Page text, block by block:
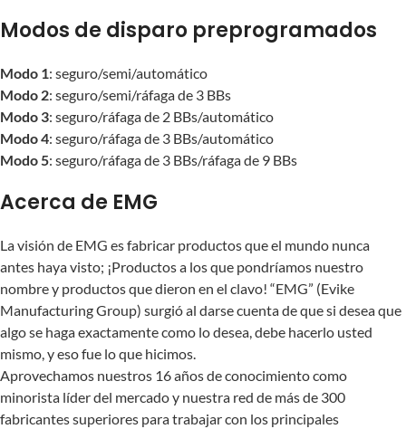
Modos de disparo preprogramados
Modo 1: seguro/semi/automático
Modo 2: seguro/semi/ráfaga de 3 BBs
Modo 3: seguro/ráfaga de 2 BBs/automático
Modo 4: seguro/ráfaga de 3 BBs/automático
Modo 5: seguro/ráfaga de 3 BBs/ráfaga de 9 BBs
Acerca de EMG
La visión de EMG es fabricar productos que el mundo nunca
antes haya visto; ¡Productos a los que pondríamos nuestro
nombre y productos que dieron en el clavo! “EMG” (Evike
Manufacturing Group) surgió al darse cuenta de que si desea que
algo se haga exactamente como lo desea, debe hacerlo usted
mismo, y eso fue lo que hicimos.
Aprovechamos nuestros 16 años de conocimiento como
minorista líder del mercado y nuestra red de más de 300
fabricantes superiores para trabajar con los principales